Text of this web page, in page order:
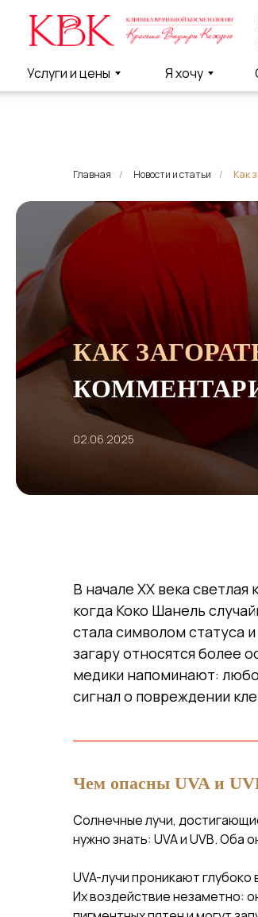
Я хочу
Услуги и цены
с
Главная / Новости и статьи / Как
КАК
02.06.2025
В начале XX века
когда Коко Шанель
стала символом статуса
загару относятся более
медики напоминают:
сигнал о повреждении
Чем опасны UVA и
Солнечные лучи,
нужно знать: UVA и UVB. Оба
UVA-лучи проникают
Их воздействие незаметно: